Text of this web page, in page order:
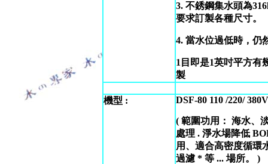
3. 不銹鋼集水頭為
要求訂製各種尺寸。
4. 當水位過低時，仍
1目即是1英吋平方有
製
機型 : DSF-80 110 /220/ 380V
( 範圍功用： 海水、
處理 . 淨水場降低
用、適合高密度循環
過濾 * 等 ... 場所。 )